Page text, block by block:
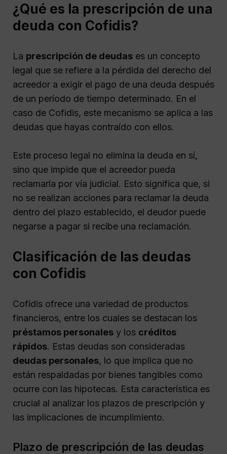
¿Qué es la prescripción de una
deuda con Cofidis?
La prescripción de deudas es un concepto
legal que se refiere a la pérdida del derecho del
acreedor a exigir el pago de una deuda después
de un período de tiempo determinado. En el
caso de Cofidis, este mecanismo se aplica a las
deudas que hayas contraído con ellos.
Este proceso legal no elimina la deuda en sí,
sino que impide que el acreedor pueda
reclamarla por vía judicial. Esto significa que, si
no se realizan acciones para reclamar la deuda
dentro del plazo establecido, el deudor puede
negarse a pagar si recibe una reclamación.
Clasificación de las deudas
con Cofidis
Cofidis ofrece una variedad de productos
financieros, entre los cuales se destacan los
préstamos personales y los créditos
rápidos. Estas deudas son consideradas
deudas personales, lo que implica que no
están respaldadas por bienes tangibles como
ocurre con las hipotecas. Esta característica es
crucial al analizar los plazos de prescripción y
las implicaciones de incumplimiento.
Plazo de prescripción de las deudas